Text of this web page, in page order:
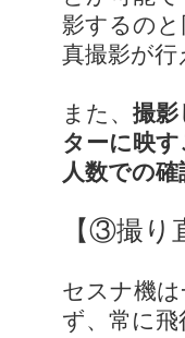
影するの
真撮影が行
また、 撮影
ターに映
人数での確
【③撮り
セスナ機
ず、常に